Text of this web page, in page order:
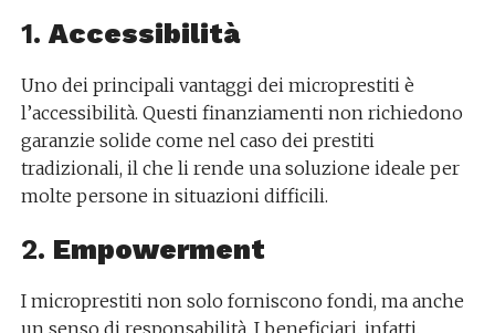
1. Accessibilità
Uno dei principali vantaggi dei microprestiti è
l’accessibilità. Questi finanziamenti non richiedono
garanzie solide come nel caso dei prestiti
tradizionali, il che li rende una soluzione ideale per
molte persone in situazioni difficili.
2. Empowerment
I microprestiti non solo forniscono fondi, ma anche
un senso di responsabilità. I beneficiari, infatti,